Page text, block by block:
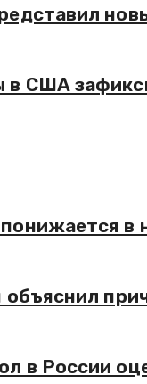
США
в
в России